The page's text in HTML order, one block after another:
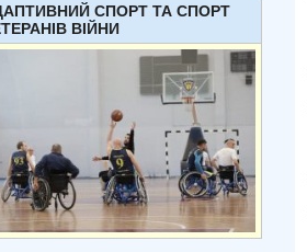
СПОРТ ТА СПОРТ
ВІЙНИ